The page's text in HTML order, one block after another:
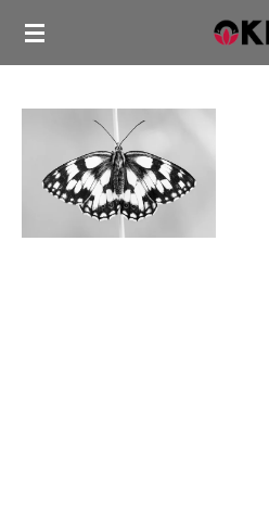
Passer
principal